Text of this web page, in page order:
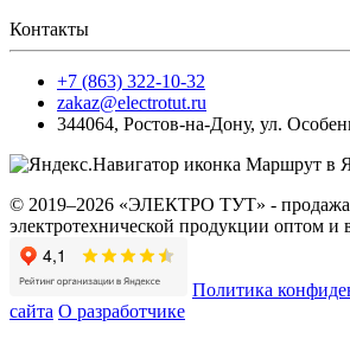
Контакты
+7 (863) 322-10-32
zakaz@electrotut.ru
344064, Ростов-на-Дону, ул.
Маршрут в
© 2019–2026 «ЭЛЕКТРО ТУТ» - продажа
электротехнической продукции оптом и
Политика
сайта О разработчике